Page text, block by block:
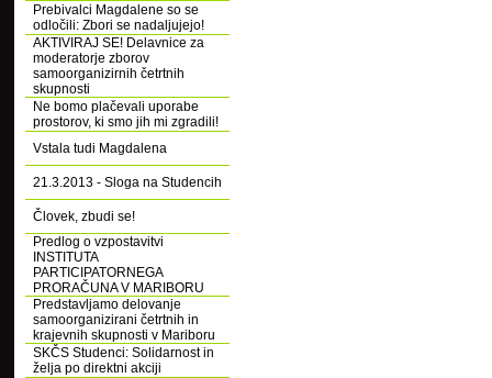
Prebivalci Magdalene so se
odločili: Zbori se nadaljujejo!
AKTIVIRAJ SE! Delavnice za
moderatorje zborov
samoorganizirnih četrtnih
skupnosti
Ne bomo plačevali uporabe
prostorov, ki smo jih mi zgradili!
Vstala tudi Magdalena
21.3.2013 - Sloga na Studencih
Človek, zbudi se!
Predlog o vzpostavitvi
INSTITUTA
PARTICIPATORNEGA
PRORAČUNA V MARIBORU
Predstavljamo delovanje
samoorganizirani četrtnih in
krajevnih skupnosti v Mariboru
SKČS Studenci: Solidarnost in
želja po direktni akciji